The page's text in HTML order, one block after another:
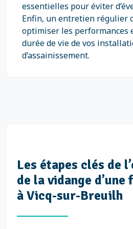
essentielles pour éviter
Enfin, un entretien régulier
optimiser les performances
durée de vie de vos
d’assainissement.
Les étapes clés de
de la vidange
à Vicq-sur-Breuilh